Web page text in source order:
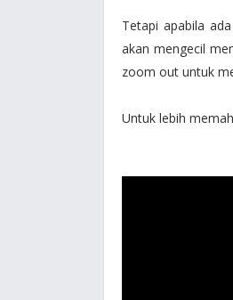
Tetapi apabila
akan mengecil
zoom out untuk
Untuk lebih